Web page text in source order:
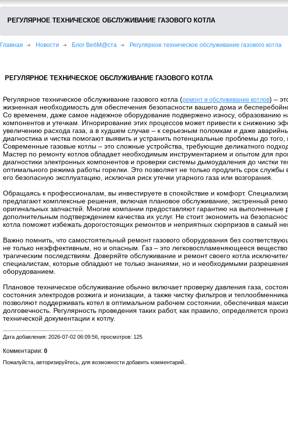
РЕГУЛЯРНОЕ ТЕХНИЧЕСКОЕ ОБСЛУЖИВАНИЕ ГАЗОВОГО КОТЛА
Главная Новости Блог ВебМ@ста Регулярное техническое обслуживание газового котла
РЕГУЛЯРНОЕ ТЕХНИЧЕСКОЕ ОБСЛУЖИВАНИЕ ГАЗОВОГО КОТЛА
Регулярное техническое обслуживание газового котла (ремонт и обслуживание котлов) –
жизненная необходимость для обеспечения безопасности вашего дома и
Со временем, даже самое надежное оборудование подвержено износу, образованию
компонентов и утечкам. Игнорирование этих процессов может привести к снижению
увеличению расхода газа, а в худшем случае – к серьезным поломкам и даже
диагностика и чистка помогают выявить и устранить потенциальные проблемы до того,
Современные газовые котлы – это сложные устройства, требующие деликатного
Мастер по ремонту котлов обладает необходимым инструментарием и опытом для
диагностики электронных компонентов и проверки системы дымоудаления до чистки
оптимального режима работы горелки. Это позволяет не только продлить срок службы
его безопасную эксплуатацию, исключая риск утечки угарного газа или возгорания.
Обращаясь к профессионалам, вы инвестируете в спокойствие и комфорт.
предлагают комплексные решения, включая плановое обслуживание, экстренный
оригинальных запчастей. Многие компании предоставляют гарантию на выполненные
дополнительным подтверждением качества их услуг. Не стоит экономить на
котла поможет избежать дорогостоящих ремонтов и неприятных сюрпризов в самый
Важно помнить, что самостоятельный ремонт газового оборудования без
не только неэффективным, но и опасным. Газ – это легковоспламеняющееся
трагическим последствиям. Доверяйте обслуживание и ремонт своего котла
специалистам, которые обладают не только знаниями, но и необходимыми
оборудованием.
Плановое техническое обслуживание обычно включает проверку давления газа,
состояния электродов розжига и ионизации, а также чистку фильтров и
позволяют поддерживать котел в оптимальном рабочем состоянии, обеспечивая
долговечность. Регулярность проведения таких работ, как правило, определяется
технической документации к котлу.
Дата добавления: 2026-07-02 06:09:56, просмотров: 125
Комментарии: 0
Пожалуйста, авторизируйтесь, для возможности добавить комментарий..